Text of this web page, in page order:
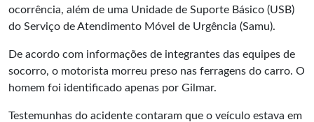
ocorrência, além de uma Unidade de Suporte Básico (USB)
do Serviço de Atendimento Móvel de Urgência (Samu).
De acordo com informações de integrantes das equipes de
socorro, o motorista morreu preso nas ferragens do carro. O
homem foi identificado apenas por Gilmar.
Testemunhas do acidente contaram que o veículo estava em